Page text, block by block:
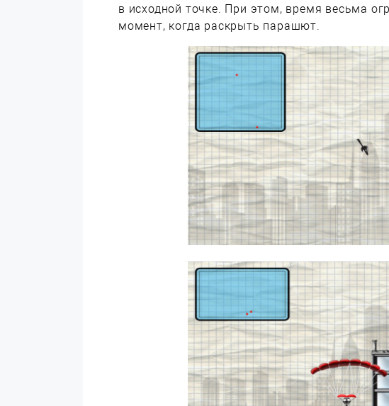
в исходной точке. При этом, время весьма
момент, когда раскрыть парашют.